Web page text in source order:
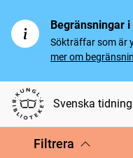
Begränsningar
Sökträffar som är
mer om
Svenska
Filtrera